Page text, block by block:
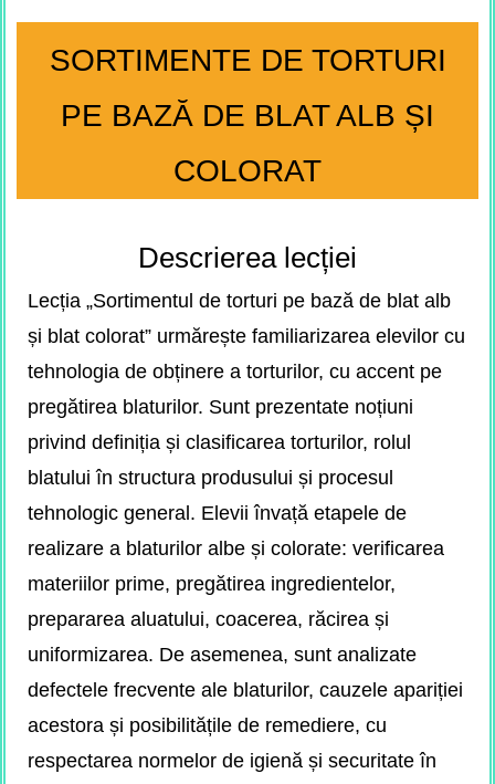
SORTIMENTE DE TORTURI
PE BAZĂ DE BLAT ALB ȘI
COLORAT
Descrierea lecției
Lecția „Sortimentul de torturi pe bază de blat alb
și blat colorat” urmărește familiarizarea elevilor cu
tehnologia de obținere a torturilor, cu accent pe
pregătirea blaturilor. Sunt prezentate noțiuni
privind definiția și clasificarea torturilor, rolul
blatului în structura produsului și procesul
tehnologic general. Elevii învață etapele de
realizare a blaturilor albe și colorate: verificarea
materiilor prime, pregătirea ingredientelor,
prepararea aluatului, coacerea, răcirea și
uniformizarea. De asemenea, sunt analizate
defectele frecvente ale blaturilor, cauzele apariției
acestora și posibilitățile de remediere, cu
respectarea normelor de igienă și securitate în